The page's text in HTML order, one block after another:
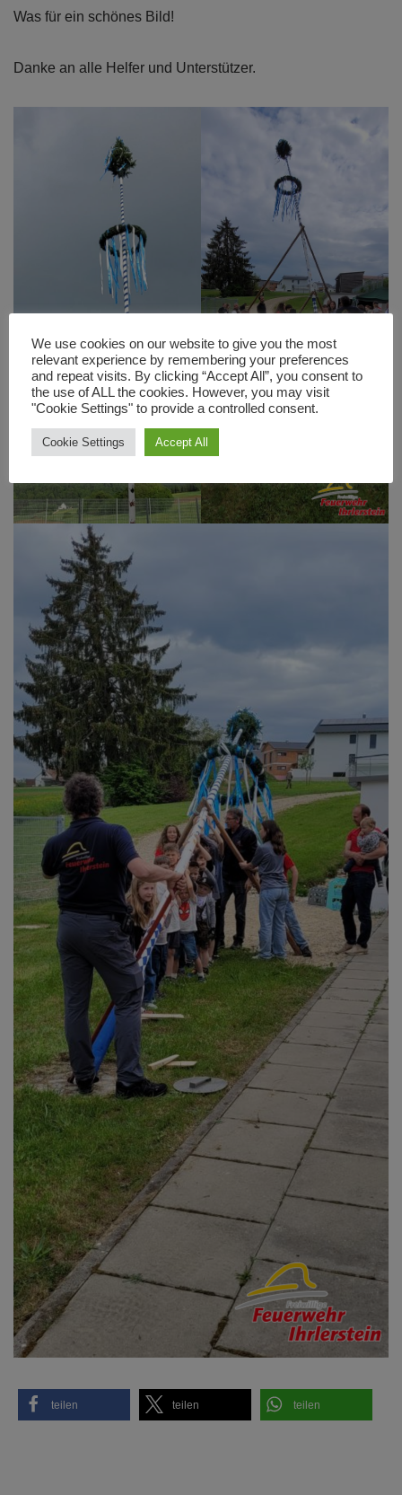
Was für ein schönes Bild!
Danke an alle Helfer und Unterstützer.
teilen teilen teilen
We use cookies on our website to give you the most
relevant experience by remembering your preferences
and repeat visits. By clicking “Accept All”, you consent to
the use of ALL the cookies. However, you may visit
"Cookie Settings" to provide a controlled consent.
Cookie Settings Accept All